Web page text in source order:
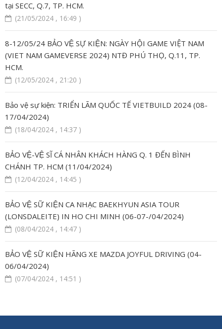
tại SECC, Q.7, TP. HCM.
(21/05/2024 , 16:49 )
8-12/05/24 BẢO VỆ SỰ KIỆN: NGÀY HỘI GAME VIỆT NAM
(VIET NAM GAMEVERSE 2024) NTĐ PHÚ THỌ, Q.11, TP.
HCM.
(12/05/2024 , 21:20 )
Bảo vệ sự kiện: TRIỂN LÃM QUỐC TẾ VIETBUILD 2024 (08-
17/04/2024)
(18/04/2024 , 14:37 )
BẢO VỆ-VỆ SĨ CÁ NHÂN KHÁCH HÀNG Q. 1 ĐẾN BÌNH
CHÁNH TP. HCM (11/04/2024)
(12/04/2024 , 14:45 )
BẢO VỆ SỮ KIỆN CA NHẠC BAEKHYUN ASIA TOUR
(LONSDALEITE) IN HO CHI MINH (06-07-/04/2024)
(08/04/2024 , 14:47 )
BẢO VỆ SỮ KIỆN HÃNG XE MAZDA JOYFUL DRIVING (04-
06/04/2024)
(07/04/2024 , 14:51 )